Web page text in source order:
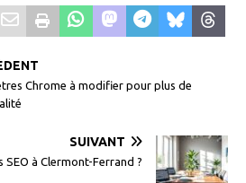
Chrome à modifier pour plus de
SUIVANT
SEO à Clermont-Ferrand ?